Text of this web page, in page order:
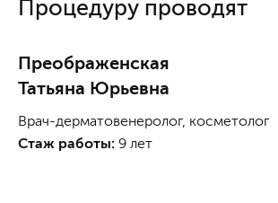
Процедуру проводят
Преображенская
Татьяна Юрьевна
Врач-дерматовенеролог, косметолог
Стаж работы: 9 лет